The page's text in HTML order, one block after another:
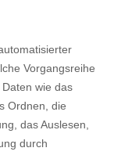
Vorgangsreihe
wie das
Ordnen, die
das Auslesen,
durch